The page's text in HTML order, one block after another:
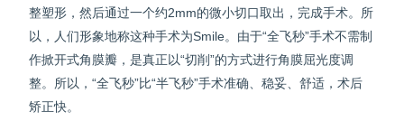
整塑形，然后通过一个约2mm的微小切口取出，完成手术。所
以，人们形象地称这种手术为Smile。由于“全飞秒”手术不需制
作掀开式角膜瓣，是真正以“切削”的方式进行角膜屈光度调
整。所以，“全飞秒”比“半飞秒”手术准确、稳妥、舒适，术后
矫正快。